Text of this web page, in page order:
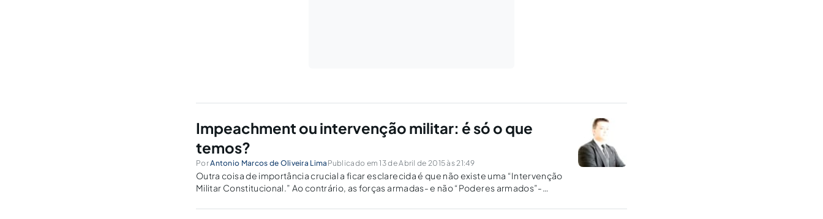
Impeachment ou intervenção militar: é só o que
temos?
PorAntonio Marcos de Oliveira Lima Publicado em 13 de Abril de 2015 às 21:49
Outra coisa de importância crucial a ficar esclarecida é que não existe uma “Intervenção
Militar Constitucional.” Ao contrário, as forças armadas- e não “Poderes armados”-